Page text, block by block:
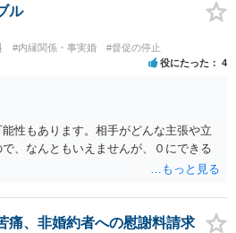
、相手方の判断として、それで全て終わ
する、という考え方もあり得ます。
ル
#内縁関係・事実婚 #督促の停止
役にたった 4
性もあります。相手がどんな主張や立
、なんともいえませんが、０にできる
痛、非婚約者への慰謝料請求